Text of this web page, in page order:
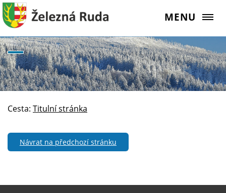
MENU
Cesta: Titulní stránka
Návrat na předchozí stránku